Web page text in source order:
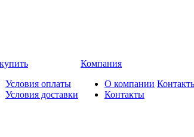
Условия оплаты
Условия доставки
Компания
О компании
Контакты